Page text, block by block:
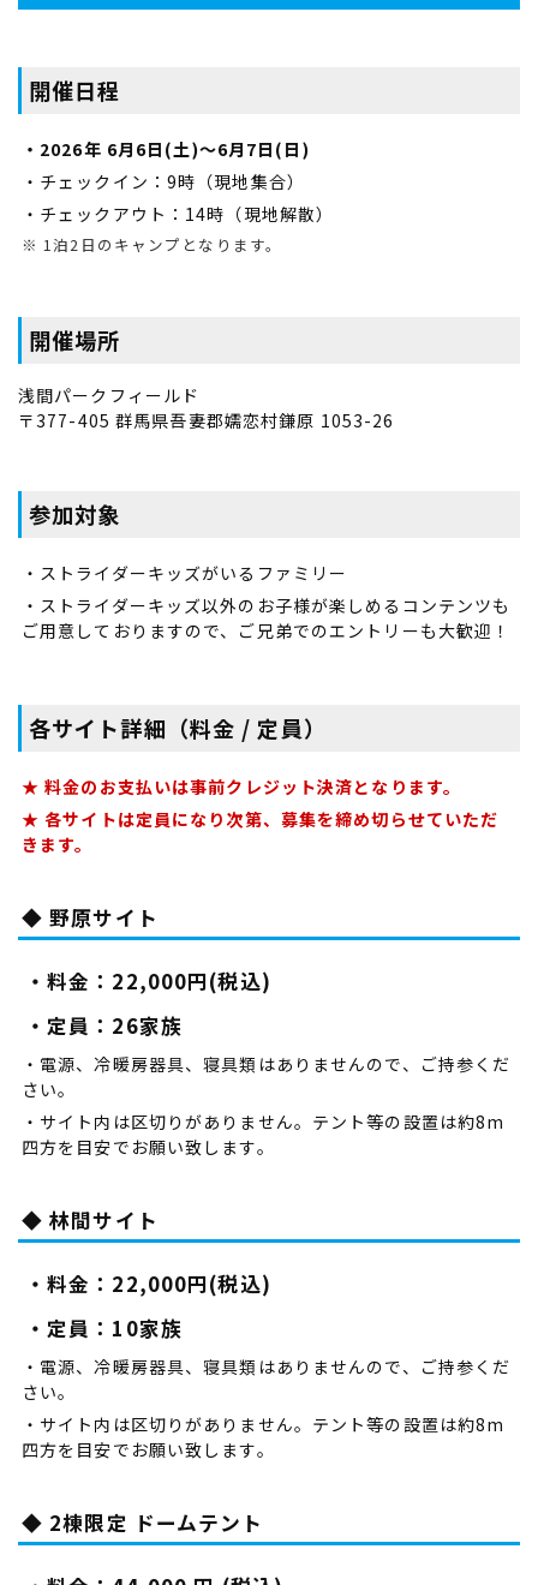
開催日程
・2026年 6月6日(土)～6月7日(日)
・チェックイン：9時（現地集合）
・チェックアウト：14時（現地解散）
※ 1泊2日のキャンプとなります。
開催場所
浅間パークフィールド
〒377-405 群馬県吾妻郡嬬恋村鎌原 1053-26
参加対象
・ストライダーキッズがいるファミリー
・ストライダーキッズ以外のお子様が楽しめるコンテンツも
ご用意しておりますので、ご兄弟でのエントリーも大歓迎！
各サイト詳細（料金 / 定員）
★ 料金のお支払いは事前クレジット決済となります。
★ 各サイトは定員になり次第、募集を締め切らせていただ
きます。
◆ 野原サイト
・料金：22,000円(税込)
・定員：26家族
・電源、冷暖房器具、寝具類はありませんので、ご持参くだ
さい。
・サイト内は区切りがありません。テント等の設置は約8m
四方を目安でお願い致します。
◆ 林間サイト
・料金：22,000円(税込)
・定員：10家族
・電源、冷暖房器具、寝具類はありませんので、ご持参くだ
さい。
・サイト内は区切りがありません。テント等の設置は約8m
四方を目安でお願い致します。
◆ 2棟限定 ドームテント